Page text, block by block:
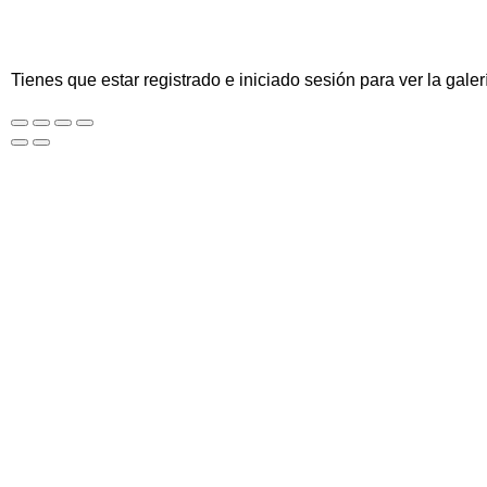
Tienes que estar registrado e iniciado sesión para ver la